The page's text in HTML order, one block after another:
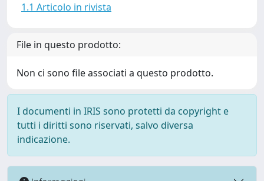
1.1 Articolo in rivista
File in questo prodotto:
Non ci sono file associati a questo prodotto.
I documenti in IRIS sono protetti da copyright e
tutti i diritti sono riservati, salvo diversa
indicazione.